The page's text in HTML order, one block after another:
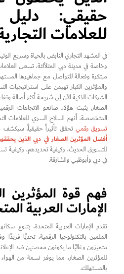
حقيقي: دليل
للعلامات
في المشهد التجاري النابض بالحياة وسريع
وخاصة في مدينة دبي المتلألئة، تسعى
مبتكرة وفعالة للتواصل مع جماهيرها
والمؤثرين الكبار تهيمن على استراتيجيات
الشركات الذكية الآن إلى شريحة أكثر أصالة
الصغار. يثبت هؤلاء صانعو الاتجاهات
المتخصصة، أنهم السلاح السري للعلامات
تسويق رقميتحقق تأثيراً حقيقياً.
أفضل المؤثرين الصغار في دبي الذين
للتسويق الحديث، وكيفية تحديدهم، وكيفية
في دبي وأبوظبي والشارقة.
فهم قوة
الإمارات العربية
تقدم الإمارات العربية المتحدة، بتنوع
الملمين بالتكنولوجيا الرقمية، تحديًا
متميزون وغالبًا ما يكونون محصنين ضد
للمؤثرين الصغار، مما يوفر نسمة من
بالمستهلك.